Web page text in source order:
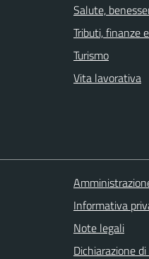
Salute,
Tributi, finanze
Turismo
Vita lavorativa
Informativa
Note legali
Dichiarazione